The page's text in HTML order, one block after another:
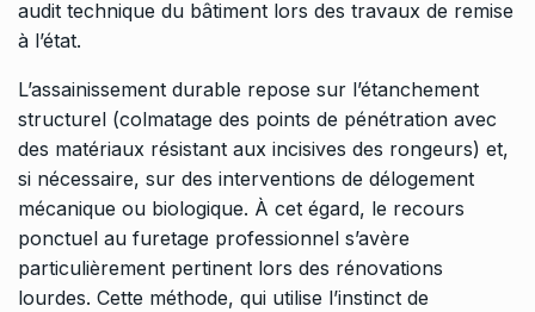
audit technique du bâtiment lors des travaux de remise
à l’état.
L’assainissement durable repose sur l’étanchement
structurel (colmatage des points de pénétration avec
des matériaux résistant aux incisives des rongeurs) et,
si nécessaire, sur des interventions de délogement
mécanique ou biologique. À cet égard, le recours
ponctuel au furetage professionnel s’avère
particulièrement pertinent lors des rénovations
lourdes. Cette méthode, qui utilise l’instinct de